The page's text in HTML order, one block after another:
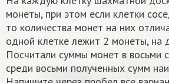
монеты, при этом если клетки
то количества монет на них
одной клетке лежит 2 монеты, на
Посчитали суммы монет в восьми
среди восьми полученных сумм